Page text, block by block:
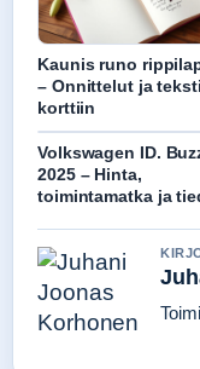
Kaunis runo
– Onnittelut ja
korttiin
Volkswagen ID.
2025 – Hinta,
toimintamatka ja